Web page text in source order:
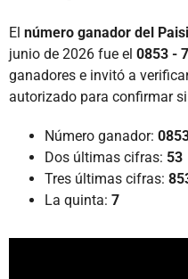
El número ganador del
junio de 2026 fue el 0853 -
ganadores e invitó a
autorizado para confirmar
Número ganador:
Dos últimas cifras: 53
Tres últimas cifras:
La quinta: 7